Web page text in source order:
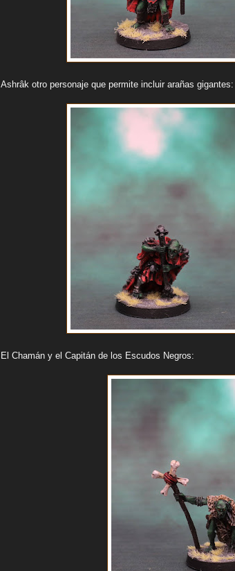
Ashrâk otro personaje que permite incluir arañas gigantes:
El Chamán y el Capitán de los Escudos Negros: